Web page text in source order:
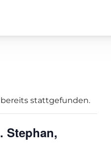
stattgefunden.
Stephan,